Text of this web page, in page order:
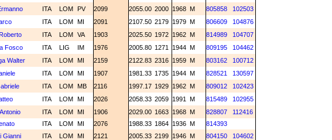
ITA LOM PV 2099 2055.00 2000 1968 M 805858
102503
ITA LOM MI 2091 2107.50 2179 1979 M 806609
104876
ITA LOM VA 1903 2025.50 1972 1962 M 814989
104707
Fosco ITA LIG IM 1976 2005.80 1271 1944 M 809195
104462
Walter ITA LOM MI 2159 2122.83 2316 1959 M 803162
100712
ITA LOM MI 1907 1981.33 1735 1944 M 828521
130597
ITA LOM MB 2116 1997.17 1929 1962 M 809012
102423
ITA LOM MI 2026 2058.33 2059 1991 M 815489
102955
ITA LOM MI 1906 2029.00 1663 1968 M 828807
112416
ITA LOM MI 2076 1988.33 1864 1936 M
814393
Gianni ITA LOM MI 2121 2005.33 2199 1946 M 804150
104602